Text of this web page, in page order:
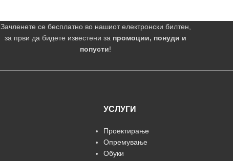
Зачленете се бесплатно во нашиот електронски билтен,
за први да бидете известени за промоции, понуди и
попусти!
УСЛУГИ
Проектирање
Опремување
Обуки